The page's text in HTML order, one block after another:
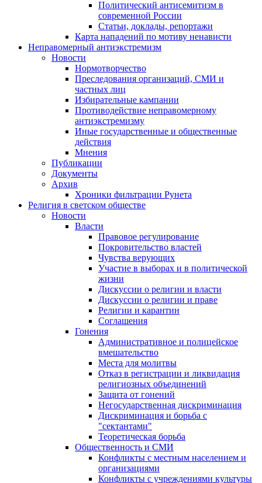
Политический антисемитизм в
современной России
Статьи, доклады, репортажи
Карта нападений по мотиву ненависти
Неправомерный антиэкстремизм
Новости
Нормотворчество
Преследования организаций, СМИ и
частных лиц
Избирательные кампании
Противодействие неправомерному
антиэкстремизму
Иные государственные и общественные
действия
Мнения
Публикации
Документы
Архив
Хроники фильтрации Рунета
Религия в светском обществе
Новости
Власти
Правовое регулирование
Покровительство властей
Чувства верующих
Участие в выборах и в политической
жизни
Дискуссии о религии и власти
Дискуссии о религии и праве
Религии и карантин
Соглашения
Гонения
Административное и полицейское
вмешательство
Места для молитвы
Отказ в регистрации и ликвидация
религиозных объединений
Защита от гонений
Негосударственная дискриминация
Дискриминация и борьба с
"сектантами"
Теоретическая борьба
Общественность и СМИ
Конфликты с местным населением и
организациями
Конфликты с учреждениями культуры